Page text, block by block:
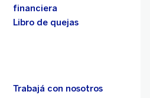
financiera
Libro de quejas
Trabajá con nosotros